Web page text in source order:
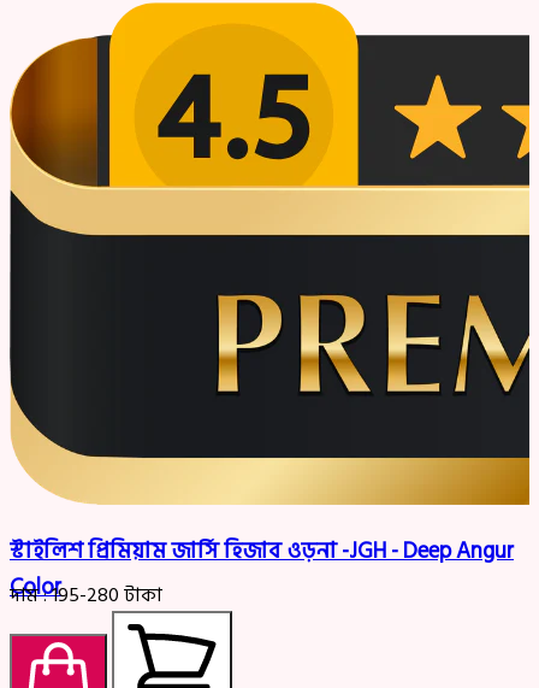
স্টাইলিশ প্রিমিয়াম জার্সি হিজাব ওড়না -JGH - Deep Angur
Color
দাম :195-280টাকা